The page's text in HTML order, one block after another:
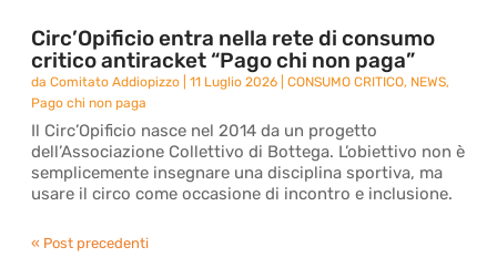
Circ’Opificio entra nella rete di consumo
critico antiracket “Pago chi non paga”
daComitato Addiopizzo |11 Luglio 2026 |CONSUMO CRITICO, NEWS,
Pago chi non paga
Il Circ’Opificio nasce nel 2014 da un progetto
dell’Associazione Collettivo di Bottega. L’obiettivo non è
semplicemente insegnare una disciplina sportiva, ma
usare il circo come occasione di incontro e inclusione.
« Post precedenti